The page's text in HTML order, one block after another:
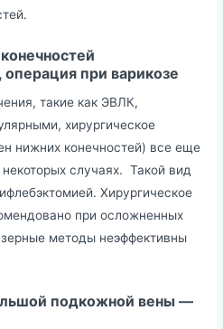
при варикозе
такие как ЭВЛК,
хирургическое
нижних конечностей) все еще
случаях. Такой вид
Хирургическое
при осложненных
методы неэффективны
подкожной вены —